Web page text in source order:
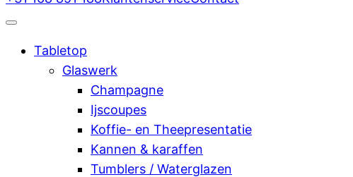
Tabletop
Glaswerk
Champagne
Ijscoupes
Koffie- en Theepresentatie
Kannen & karaffen
Tumblers / Waterglazen